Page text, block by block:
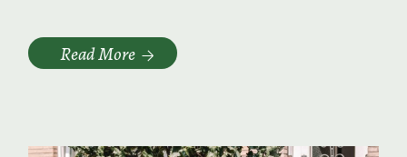
Read More